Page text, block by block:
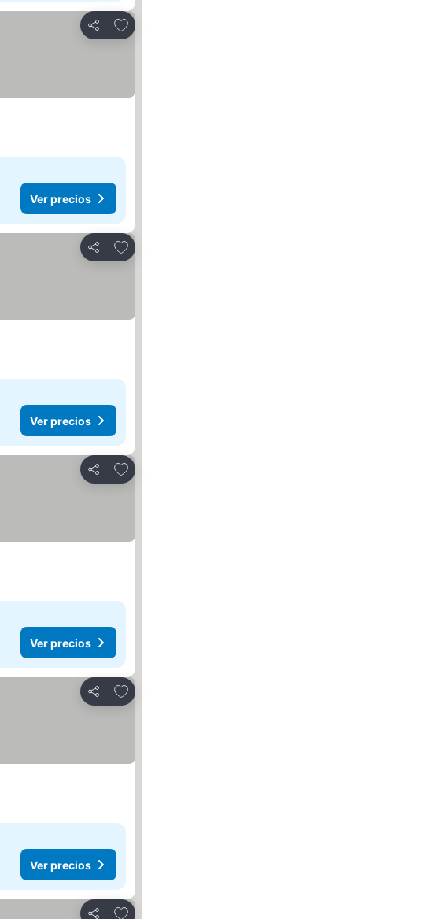
Compartir
Agregar a favoritos
Ver precios
Compartir
Agregar a favoritos
Ver precios
Compartir
Agregar a favoritos
Ver precios
Compartir
Agregar a favoritos
Ver precios
Agregar a favoritos